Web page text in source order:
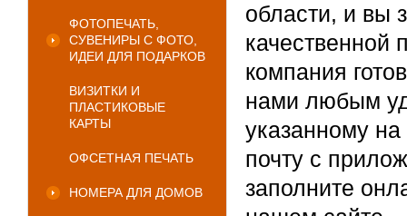
ФОТОПЕЧАТЬ,
СУВЕНИРЫ С ФОТО,
ИДЕИ ДЛЯ ПОДАРКОВ
ВИЗИТКИ И
ПЛАСТИКОВЫЕ
КАРТЫ
ОФСЕТНАЯ ПЕЧАТЬ
НОМЕРА ДЛЯ ДОМОВ
области, и вы
качественной
компания
нами любым
указанному на
почту с
заполните